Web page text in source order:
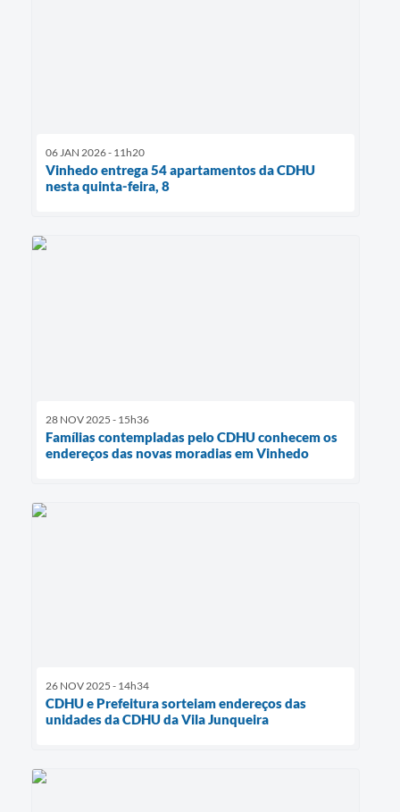
06 JAN 2026 - 11h20
Vinhedo entrega 54 apartamentos da CDHU
nesta quinta-feira, 8
28 NOV 2025 - 15h36
Famílias contempladas pelo CDHU conhecem os
endereços das novas moradias em Vinhedo
26 NOV 2025 - 14h34
CDHU e Prefeitura sorteiam endereços das
unidades da CDHU da Vila Junqueira